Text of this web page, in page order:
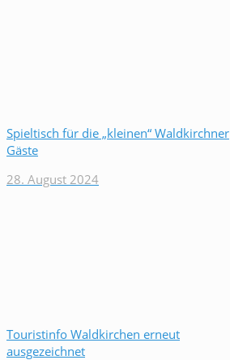
Spieltisch für die „kleinen“ Waldkirchner
Gäste
28. August 2024
Touristinfo Waldkirchen erneut
ausgezeichnet